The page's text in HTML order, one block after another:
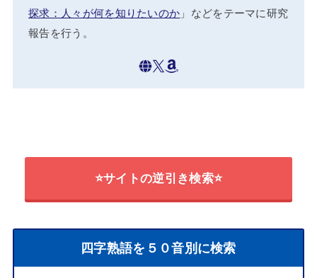
探求：人々が何を知りたいのか 」などをテーマに研究
報告を行う。
⭐サイトの逆引き検索⭐
四字熟語を５０音別に検索